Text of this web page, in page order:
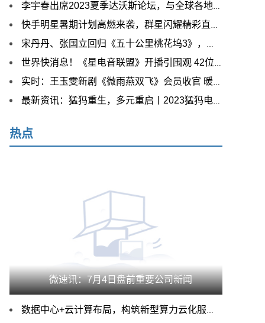
李宇春出席2023夏季达沃斯论坛，与全球各地杰出青年代表分享交流|天天视点
快手明星暑期计划高燃来袭，群星闪耀精彩直播不间断 前沿资讯
宋丹丹、张国立回归《五十公里桃花坞3》，沙滩运动会激发坞民野趣
世界快消息！《星电音联盟》开播引围观 42位电音伙伴“万物皆可触电”惊艳初舞台
实时：王玉雯新剧《微雨燕双飞》会员收官 暖心告别角色盼与观众再重逢
最新资讯：猛犸重生，多元重启丨2023猛犸电音节正式官宣
热点
微速讯：7月4日盘前重要公司新闻
数据中心+云计算布局，构筑新型算力云化服务 全球速读